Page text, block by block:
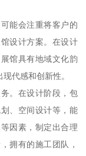
能会注重将客户的
设计方案。在设计
馆具有地域文化韵
代感和创新性。
。在设计阶段，包
、空间设计等，能
因素，制定出合理
拥有的施工团队，